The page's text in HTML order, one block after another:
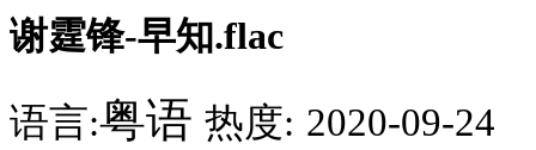
谢霆锋-早知.flac
语言:粤语 热度: 2020-09-24